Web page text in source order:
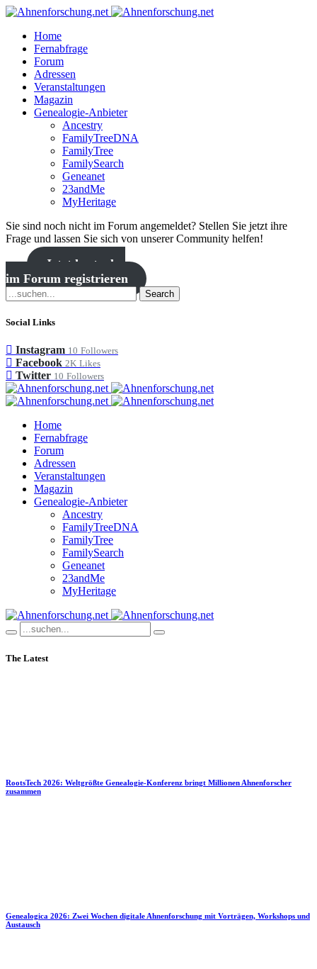
Home
Fernabfrage
Forum
Adressen
Veranstaltungen
Magazin
Genealogie-Anbieter
Ancestry
FamilyTreeDNA
FamilyTree
FamilySearch
Geneanet
23andMe
MyHeritage
Sie sind noch nicht im Forum angemeldet? Stellen Sie jetzt ihre
Frage und lassen Sie sich von unserer Community helfen!
Jetzt kostenlos
im Forum registrieren
Search
Social Links
Instagram 10 Followers
Facebook 2K Likes
Twitter 10 Followers
Home
Fernabfrage
Forum
Adressen
Veranstaltungen
Magazin
Genealogie-Anbieter
Ancestry
FamilyTreeDNA
FamilyTree
FamilySearch
Geneanet
23andMe
MyHeritage
The Latest
RootsTech 2026: Weltgrößte Genealogie-Konferenz bringt Millionen Ahnenforscher
zusammen
Genealogica 2026: Zwei Wochen digitale Ahnenforschung mit Vorträgen, Workshops und
Austausch